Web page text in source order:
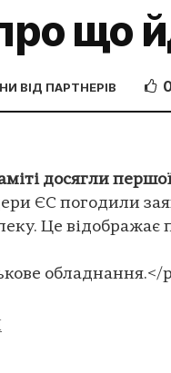
що
ВІД ПАРТНЕРІВ
досягли
ЄС погодили
Це
обладнання.</